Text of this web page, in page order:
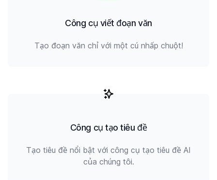
Công cụ viết đoạn văn
Tạo đoạn văn chỉ với một cú nhấp chuột!
Công cụ tạo tiêu đề
Tạo tiêu đề nổi bật với công cụ tạo tiêu đề AI
của chúng tôi.